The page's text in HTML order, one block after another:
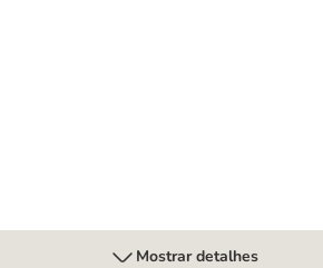
Mostrar detalhes